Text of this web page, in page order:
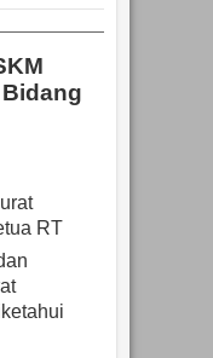
RT